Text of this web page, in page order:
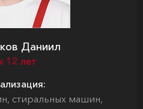
Даниил
12 лет
стиральных машин,